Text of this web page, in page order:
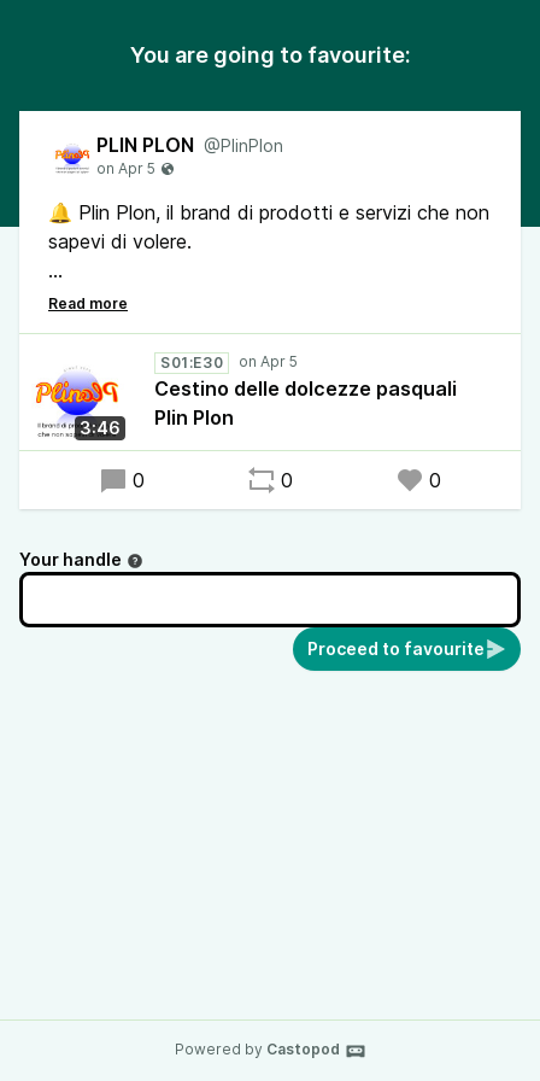
You are going to favourite:
PLIN PLON @PlinPlon
🔔 Plin Plon, il brand di prodotti e servizi che non
sapevi di volere.
📢 È Pasqua, fatti un regalo senza preoccuparti
del prezzo: Il cestino delle dolcezze Plin Plon, lo
compri e poi non devi preoccuparti.
Il cestino contiene dolci tipici, se pensavi ci fosse
altro, preoccupati!
3:46
S01:E30
Cestino delle dolcezze pasquali
Plin Plon
0 0 0
Your handle
Proceed to favourite
Powered by Castopod